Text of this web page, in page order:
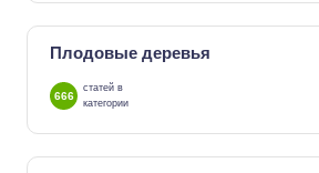
Плодовые деревья
666
статей в
категории